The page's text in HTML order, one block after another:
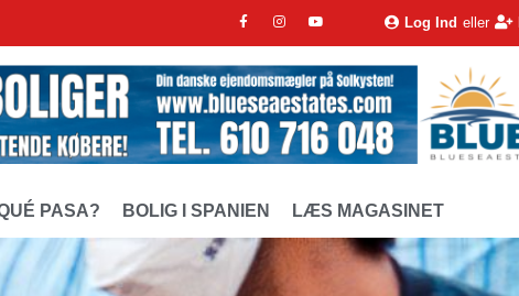
Log Ind eller
PASA? BOLIG I SPANIEN LÆS MAGASINET